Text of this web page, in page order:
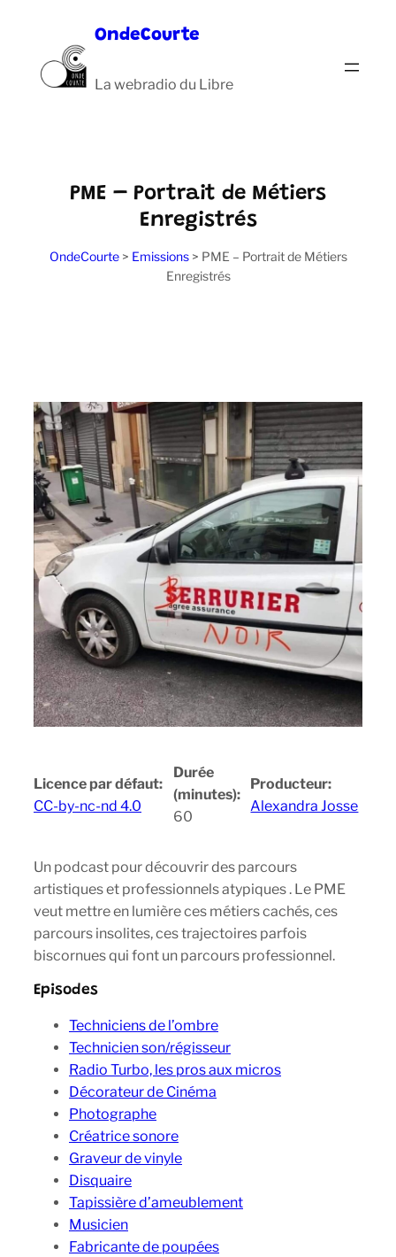
contenu
OndeCourte
La webradio du Libre
PME – Portrait de Métiers
Enregistrés
OndeCourte> Emissions> PME – Portrait de Métiers
Enregistrés
Licence par défaut:
CC-by-nc-nd 4.0
Durée
(minutes):
60
Producteur:
Alexandra Josse
Un podcast pour découvrir des parcours
artistiques et professionnels atypiques . Le PME
veut mettre en lumière ces métiers cachés, ces
parcours insolites, ces trajectoires parfois
biscornues qui font un parcours professionnel.
Episodes
Techniciens de l’ombre
Technicien son/régisseur
Radio Turbo, les pros aux micros
Décorateur de Cinéma
Photographe
Créatrice sonore
Graveur de vinyle
Disquaire
Tapissière d’ameublement
Musicien
Fabricante de poupées